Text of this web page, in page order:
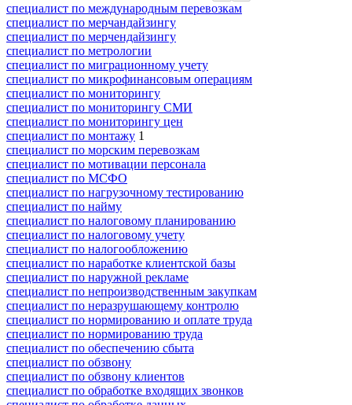
специалист по международным перевозкам
специалист по мерчандайзингу
специалист по мерчендайзингу
специалист по метрологии
специалист по миграционному учету
специалист по микрофинансовым операциям
специалист по мониторингу
специалист по мониторингу СМИ
специалист по мониторингу цен
специалист по монтажу 1
специалист по морским перевозкам
специалист по мотивации персонала
специалист по МСФО
специалист по нагрузочному тестированию
специалист по найму
специалист по налоговому планированию
специалист по налоговому учету
специалист по налогообложению
специалист по наработке клиентской базы
специалист по наружной рекламе
специалист по непроизводственным закупкам
специалист по неразрушающему контролю
специалист по нормированию и оплате труда
специалист по нормированию труда
специалист по обеспечению сбыта
специалист по обзвону
специалист по обзвону клиентов
специалист по обработке входящих звонков